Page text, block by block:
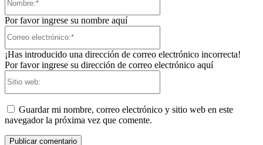
Por favor ingrese su nombre aquí
¡Has introducido una dirección de correo electrónico incorrecta!
Por favor ingrese su dirección de correo electrónico aquí
Guardar mi nombre, correo electrónico y sitio web en este
navegador la próxima vez que comente.